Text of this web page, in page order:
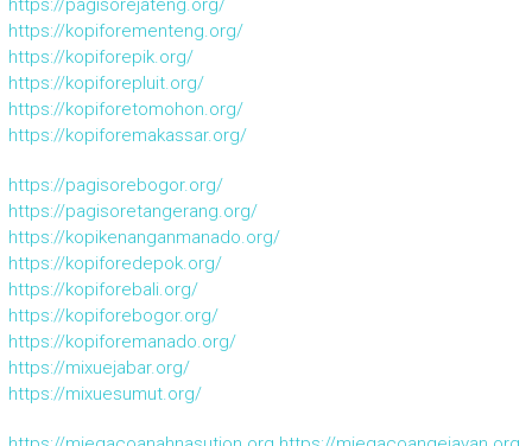
https://pagisorejateng.org/
https://kopiforementeng.org/
https://kopiforepik.org/
https://kopiforepluit.org/
https://kopiforetomohon.org/
https://kopiforemakassar.org/
https://pagisorebogor.org/
https://pagisoretangerang.org/
https://kopikenanganmanado.org/
https://kopiforedepok.org/
https://kopiforebali.org/
https://kopiforebogor.org/
https://kopiforemanado.org/
https://mixuejabar.org/
https://mixuesumut.org/